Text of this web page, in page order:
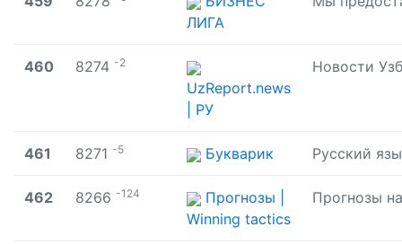
ЛИГА
460 8274 -2
UzReport.news
| РУ
461 8271 -5 Букварик
462 8266 -124
Прогнозы |
Winning tactics